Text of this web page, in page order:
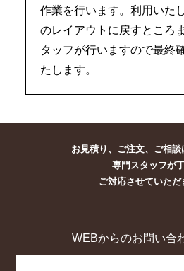
作業を行います。利用いた
のレイアウトに戻すところ
タッフが行いますので最終
たします。
お見積り、ご注文、ご相談
専門スタッフが
ご対応させていただ
WEBからのお問い合